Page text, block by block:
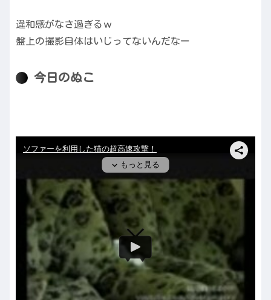
違和感がなさ過ぎるｗ
盤上の撮影自体はいじってないんだなー
今日のぬこ